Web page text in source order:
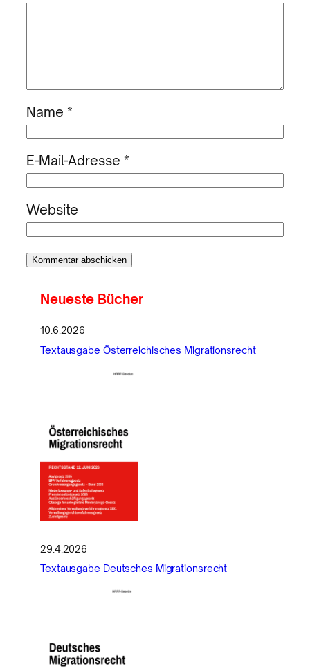
Name *
E-Mail-Adresse *
Website
Neueste Bücher
10.6.2026
Textausgabe Österreichisches Migrationsrecht
29.4.2026
Textausgabe Deutsches Migrationsrecht